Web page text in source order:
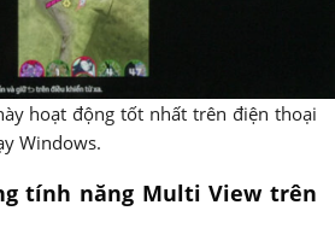
hoạt động tốt nhất trên điện thoại
Windows.
tính năng Multi View trên